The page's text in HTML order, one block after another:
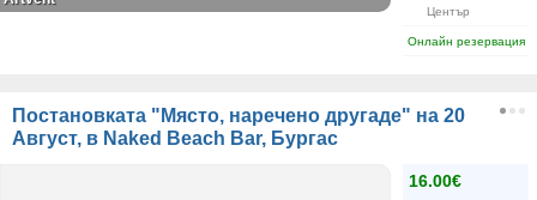
Център
Онлайн резервация
Постановката "Място, наречено другаде" на 20
Август, в Naked Beach Bar, Бургас
16.00€